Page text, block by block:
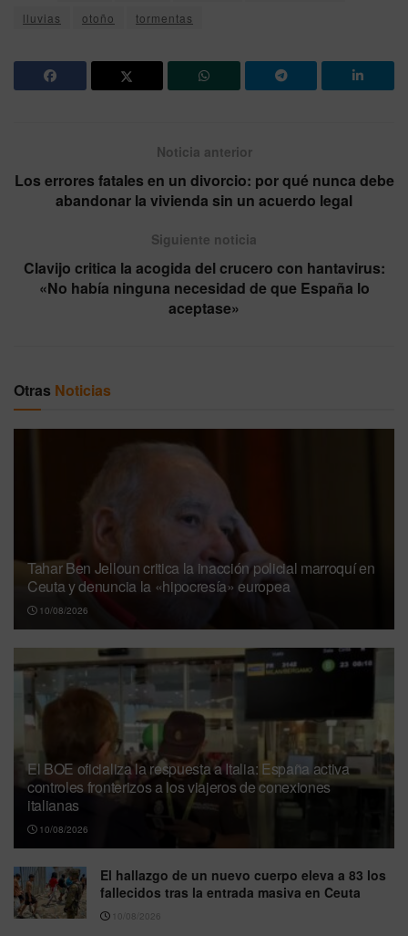
lluvias otoño tormentas
Noticia anterior
Los errores fatales en un divorcio: por qué nunca debe
abandonar la vivienda sin un acuerdo legal
Siguiente noticia
Clavijo critica la acogida del crucero con hantavirus:
«No había ninguna necesidad de que España lo
aceptase»
Otras Noticias
Tahar Ben Jelloun critica la inacción policial marroquí en
Ceuta y denuncia la «hipocresía» europea
10/08/2026
El BOE oficializa la respuesta a Italia: España activa
controles fronterizos a los viajeros de conexiones
italianas
10/08/2026
El hallazgo de un nuevo cuerpo eleva a 83 los
fallecidos tras la entrada masiva en Ceuta
10/08/2026